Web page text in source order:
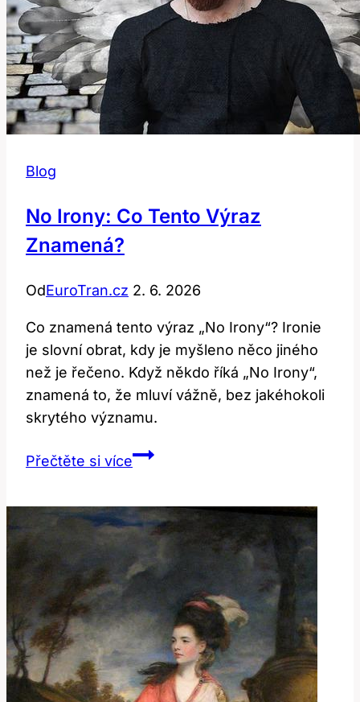
Blog
No Irony: Co Tento Výraz
Znamená?
OdEuroTran.cz 2. 6. 2026
Co znamená tento výraz „No Irony“? Ironie
je slovní obrat, kdy je myšleno něco jiného
než je řečeno. Když někdo říká „No Irony“,
znamená to, že mluví vážně, bez jakéhokoli
skrytého významu.
Přečtěte si víceNo
Tento
Výraz
Znamená?